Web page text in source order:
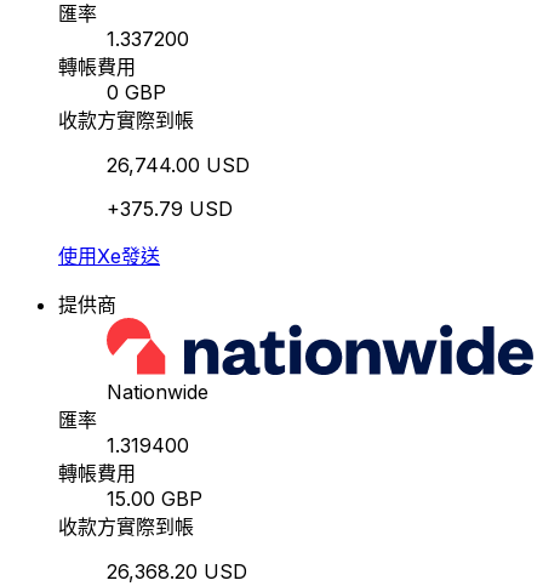
匯率
1.337200
轉帳費用
0 GBP
收款方實際到帳
26,744.00 USD
+375.79 USD
使用Xe發送
提供商
Nationwide
匯率
1.319400
轉帳費用
15.00 GBP
收款方實際到帳
26,368.20 USD